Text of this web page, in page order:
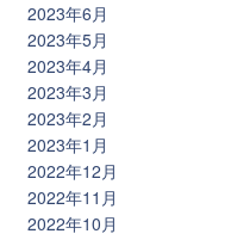
2023年6月
2023年5月
2023年4月
2023年3月
2023年2月
2023年1月
2022年12月
2022年11月
2022年10月